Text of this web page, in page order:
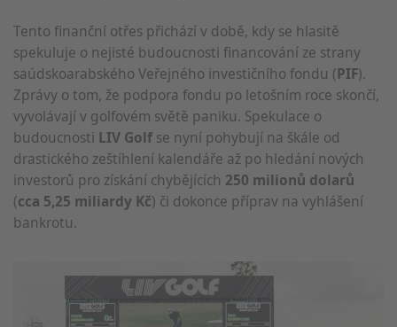
Tento finanční otřes přichází v době, kdy se hlasitě
spekuluje o nejisté budoucnosti financování ze strany
saúdskoarabského Veřejného investičního fondu (PIF).
Zprávy o tom, že podpora fondu po letošním roce skončí,
vyvolávají v golfovém světě paniku. Spekulace o
budoucnosti LIV Golf se nyní pohybují na škále od
drastického zeštíhlení kalendáře až po hledání nových
investorů pro získání chybějících 250 milionů dolarů
(cca 5,25 miliardy Kč) či dokonce příprav na vyhlášení
bankrotu.